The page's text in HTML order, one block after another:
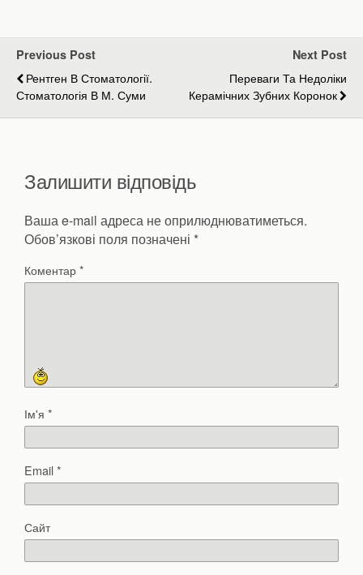
Previous Post
Рентген В Стоматології.
Стоматологія В М. Суми
Next Post
Переваги Та Недоліки
Керамічних Зубних Коронок
Залишити відповідь
Ваша e-mail адреса не оприлюднюватиметься.
Обов’язкові поля позначені *
Коментар*
Ім'я *
Email*
Сайт